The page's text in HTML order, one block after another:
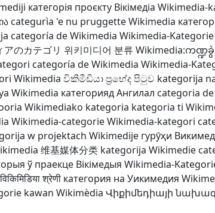
категорія проєкту Вікімедіа Wikimedia-
categurìa 'e nu pruggette Wikimedia
categoría de Wikimedia Wikimedia-Kategorie
アのカテゴリ 위키미디어 분류 Wikimedia:ကဏ္ဍခွဲ
categoría de Wikimedia Wikimedia-
Wikimedia විකිමීඩියා ප්‍රභේද පිටුව kategorija
Wikimedia категорияд Ангилал categoria
Wikimediako kategoria kategoria ti
Wikimedia-categorieWikimedia-kategori
w projektach Wikimedije гурӯҳи
维基媒体分类 kategorija Wikimedie
ў праекце Вікімедыя Wikimedia-
विकिमिडिया श्रेणी категория на Уикимедия
kawan Wikimèdia Վիքիմեդիայի